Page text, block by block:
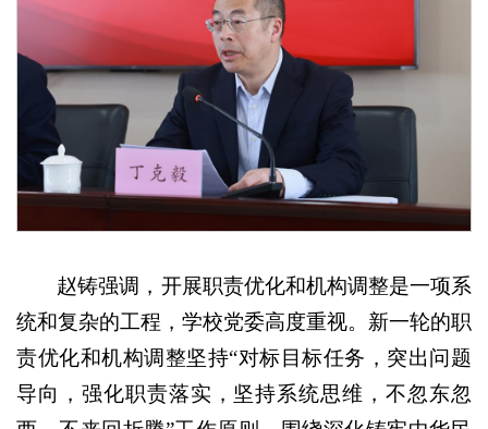
赵铸强调，开展职责优化和机构调整是一项系
统和复杂的工程，学校党委高度重视。新一轮的职
责优化和机构调整坚持“对标目标任务，突出问题
导向，强化职责落实，坚持系统思维，不忽东忽